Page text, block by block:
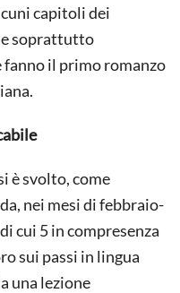
capitoli dei
soprattutto
fanno il primo romanzo
è svolto, come
nei mesi di febbraio-
cui 5 in compresenza
sui passi in lingua
una lezione